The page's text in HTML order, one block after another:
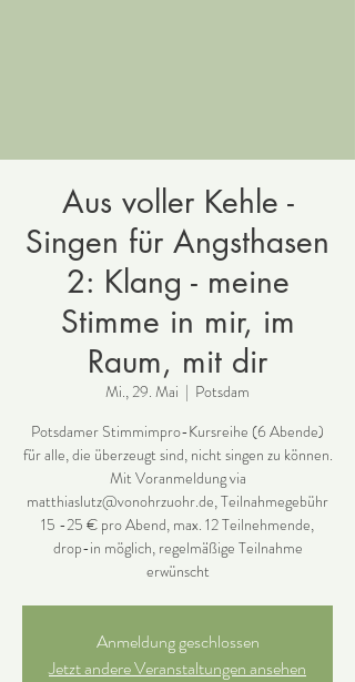
Aus voller Kehle -
Singen für Angsthasen
2: Klang - meine
Stimme in mir, im
Raum, mit dir
Mi., 29. Mai
  |
Potsdam
Potsdamer Stimmimpro-Kursreihe (6 Abende)
für alle, die überzeugt sind, nicht singen zu können.
Mit Voranmeldung via
matthiaslutz@vonohrzuohr.de, Teilnahmegebühr
15 -25 € pro Abend, max. 12 Teilnehmende,
drop-in möglich, regelmäßige Teilnahme
erwünscht
Anmeldung geschlossen
Jetzt andere Veranstaltungen ansehen